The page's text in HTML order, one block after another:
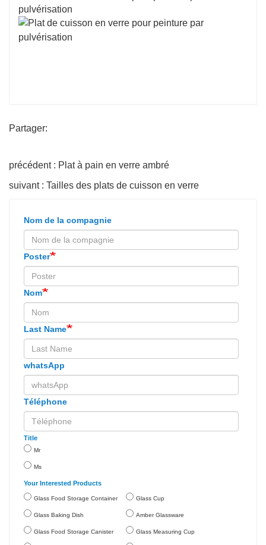
Partager:
précédent : Plat à pain en verre ambré
suivant : Tailles des plats de cuisson en verre
Nom de la compagnie
Poster
Nom
Last Name
whatsApp
Téléphone
Title
Mr
Ms
Your Interested Products
Glass Food Storage Container
Glass Baking Dish
Glass Food Storage Canister
Glass Cup
Amber Glassware
Glass Measuring Cup